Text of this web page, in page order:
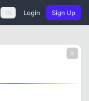
TR Login Sign Up